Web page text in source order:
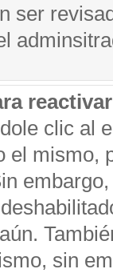
ser
clic al
el mismo,
sin